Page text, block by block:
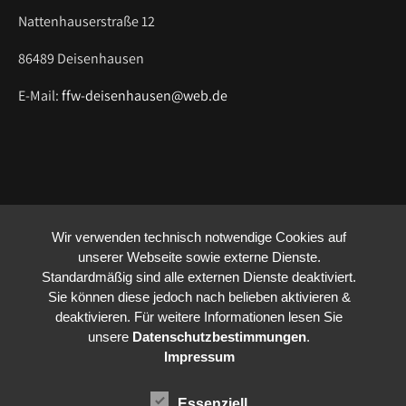
Nattenhauserstraße 12
86489 Deisenhausen
E-Mail:ffw-deisenhausen@web.de
Wir verwenden technisch notwendige Cookies auf
unserer Webseite sowie externe Dienste.
Standardmäßig sind alle externen Dienste deaktiviert.
Sie können diese jedoch nach belieben aktivieren &
deaktivieren. Für weitere Informationen lesen Sie
unsere Datenschutzbestimmungen.
Impressum